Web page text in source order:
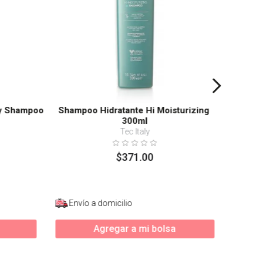
Shampoo
Shampoo Hidratante Hi Moisturizing
300ml
Tec Italy
$371.00
Envío a domicilio
Agregar a mi bolsa